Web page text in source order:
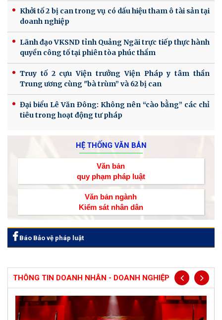
Khởi tố 2 bị can trong vụ có dấu hiệu tham ô tài sản tại
doanh nghiệp
Lãnh đạo VKSND tỉnh Quảng Ngãi trực tiếp thực hành
quyền công tố tại phiên tòa phúc thẩm
Truy tố 2 cựu Viện trưởng Viện Pháp y tâm thần
Trung ương cùng "bà trùm” và 62 bị can
Đại biểu Lê Văn Đông: Không nên “cào bằng” các chỉ
tiêu trong hoạt động tư pháp
HỆ THỐNG VĂN BẢN
Văn bản
quy phạm pháp luật
Văn bản ngành
Kiểm sát nhân dân
Báo Bảo vệ pháp luật
THÔNG TIN DOANH NHÂN - DOANH NGHIỆP